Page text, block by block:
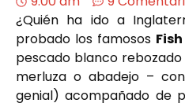
¿Quién ha ido a
probado los famosos
pescado blanco
merluza o abadejo –
genial) acompañado de